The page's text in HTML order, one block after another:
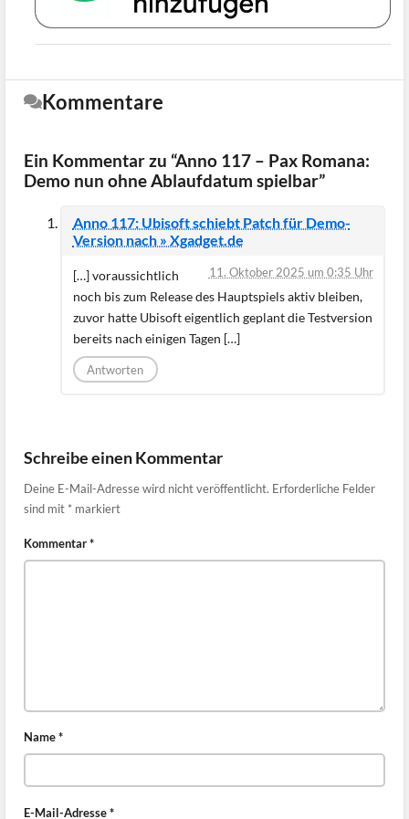
Kommentare
Ein Kommentar zu “Anno 117 – Pax Romana:
Demo nun ohne Ablaufdatum spielbar”
Anno 117: Ubisoft schiebt Patch für Demo-
Version nach » Xgadget.de
11. Oktober 2025 um 0:35 Uhr
[…] voraussichtlich
noch bis zum Release des Hauptspiels aktiv bleiben,
zuvor hatte Ubisoft eigentlich geplant die Testversion
bereits nach einigen Tagen […]
Antworten
Schreibe einen Kommentar
Deine E-Mail-Adresse wird nicht veröffentlicht. Erforderliche Felder
sind mit * markiert
Kommentar*
Name*
E-Mail-Adresse*